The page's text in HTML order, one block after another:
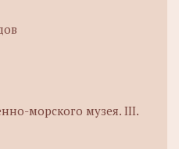
морского музея. III.